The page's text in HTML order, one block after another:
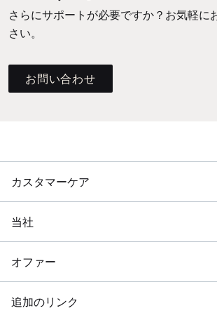
さらにサポートが必要ですか？お気軽に
さい。
お問い合わせ
カスタマーケア
当社
オファー
追加のリンク